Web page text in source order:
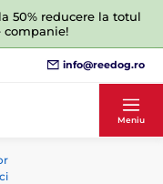
50% reducere la totul
companie!
info@reedog.ro
Meniu